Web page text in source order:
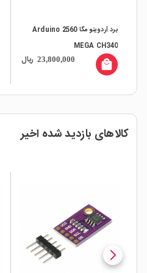
برد آردوینو مگا 2560 Arduino
MEGA CH340
23,800,000 ریال local_mall
کالاهای بازدید شده اخیر